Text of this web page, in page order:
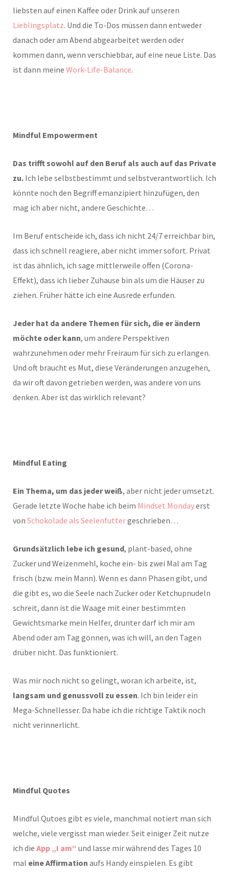
liebsten auf einen Kaffee oder Drink auf unseren
Lieblingsplatz. Und die To-Dos müssen dann entweder
danach oder am Abend abgearbeitet werden oder
kommen dann, wenn verschiebbar, auf eine neue Liste. Das
ist dann meine Work-Life-Balance.
Mindful Empowerment
Das trifft sowohl auf den Beruf als auch auf das Private
zu. Ich lebe selbstbestimmt und selbstverantwortlich. Ich
könnte noch den Begriff emanzipiert hinzufügen, den
mag ich aber nicht, andere Geschichte…
Im Beruf entscheide ich, dass ich nicht 24/7 erreichbar bin,
dass ich schnell reagiere, aber nicht immer sofort. Privat
ist das ähnlich, ich sage mittlerweile offen (Corona-
Effekt), dass ich lieber Zuhause bin als um die Häuser zu
ziehen. Früher hätte ich eine Ausrede erfunden.
Jeder hat da andere Themen für sich, die er ändern
möchte oder kann, um andere Perspektiven
wahrzunehmen oder mehr Freiraum für sich zu erlangen.
Und oft braucht es Mut, diese Veränderungen anzugehen,
da wir oft davon getrieben werden, was andere von uns
denken. Aber ist das wirklich relevant?
Mindful Eating
Ein Thema, um das jeder weiß, aber nicht jeder umsetzt.
Gerade letzte Woche habe ich beim Mindset Mondayerst
von Schokolade als Seelenfuttergeschrieben…
Grundsätzlich lebe ich gesund, plant-based, ohne
Zucker und Weizenmehl, koche ein- bis zwei Mal am Tag
frisch (bzw. mein Mann). Wenn es dann Phasen gibt, und
die gibt es, wo die Seele nach Zucker oder Ketchupnudeln
schreit, dann ist die Waage mit einer bestimmten
Gewichtsmarke mein Helfer, drunter darf ich mir am
Abend oder am Tag gönnen, was ich will, an den Tagen
drüber nicht. Das funktioniert.
Was mir noch nicht so gelingt, woran ich arbeite, ist,
langsam und genussvoll zu essen. Ich bin leider ein
Mega-Schnellesser. Da habe ich die richtige Taktik noch
nicht verinnerlicht.
Mindful Quotes
Mindful Qutoes gibt es viele, manchmal notiert man sich
welche, viele vergisst man wieder. Seit einiger Zeit nutze
ich die App „I am“ und lasse mir während des Tages 10
mal eine Affirmation aufs Handy einspielen. Es gibt